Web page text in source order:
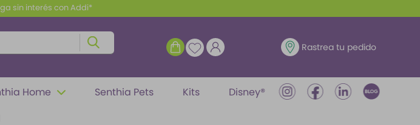
sin interés con Addi*
ENTRAR Rastrea tu pedido
Home Senthia Pets Kits
Disney®